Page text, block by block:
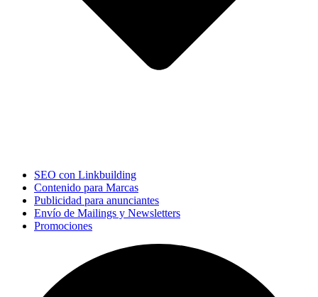
SEO con Linkbuilding
Contenido para Marcas
Publicidad para anunciantes
Envío de Mailings y Newsletters
Promociones